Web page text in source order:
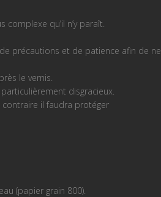
qu’il n’y paraît.
précautions et de patience afin de ne
le vernis.
disgracieux.
contraire il faudra protéger
(papier grain 800).